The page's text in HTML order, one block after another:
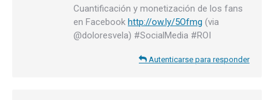
Cuantificación y monetización de los fans
en Facebook http://ow.ly/5Ofmg (via
@doloresvela) #SocialMedia #ROI
Autenticarse para responder